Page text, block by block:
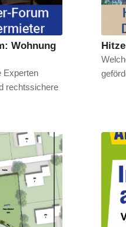
Wohnung
Experten
rechtssichere